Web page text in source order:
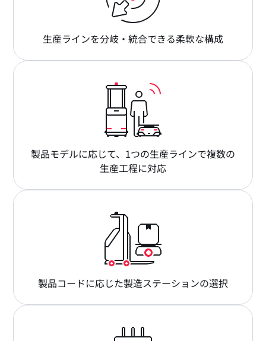
生産ラインを分岐・統合できる柔軟な構成
製品モデルに応じて、1つの生産ラインで複数の
生産工程に対応
製品コードに応じた製造ステーションの選択